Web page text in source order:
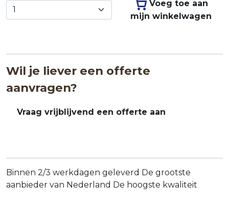
Voeg toe aan
mijn winkelwagen
Wil je liever een offerte
aanvragen?
Vraag vrijblijvend een offerte aan
Binnen 2/3 werkdagen geleverd De grootste
aanbieder van Nederland De hoogste kwaliteit